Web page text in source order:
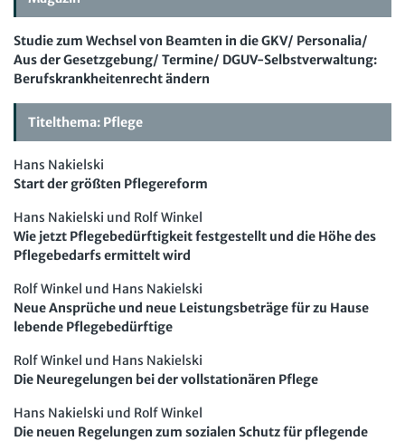
Computer und Arbeit
Gute Arbeit
Betriebsrat und Mitbestimmung
Schwerbehindertenrecht und Inklusion
Mitbestimmung
Arbeit und Recht
Soziales Recht
Soziale Sicherheit
Betriebsratswissen online
Beschäftigtendatenschutz online
Software
Newsletter
Studie zum Wechsel von Beamten in die GKV/ Personalia/
Aus der Gesetzgebung/ Termine/ DGUV-Selbstverwaltung:
Berufskrankheitenrecht ändern
Titelthema: Pflege
Hans Nakielski
Start der größten Pflegereform
Hans Nakielski und Rolf Winkel
Wie jetzt Pflegebedürftigkeit festgestellt und die Höhe des
Pflegebedarfs ermittelt wird
Rolf Winkel und Hans Nakielski
Neue Ansprüche und neue Leistungsbeträge für zu Hause
lebende Pflegebedürftige
Rolf Winkel und Hans Nakielski
Die Neuregelungen bei der vollstationären Pflege
Hans Nakielski und Rolf Winkel
Die neuen Regelungen zum sozialen Schutz für pflegende